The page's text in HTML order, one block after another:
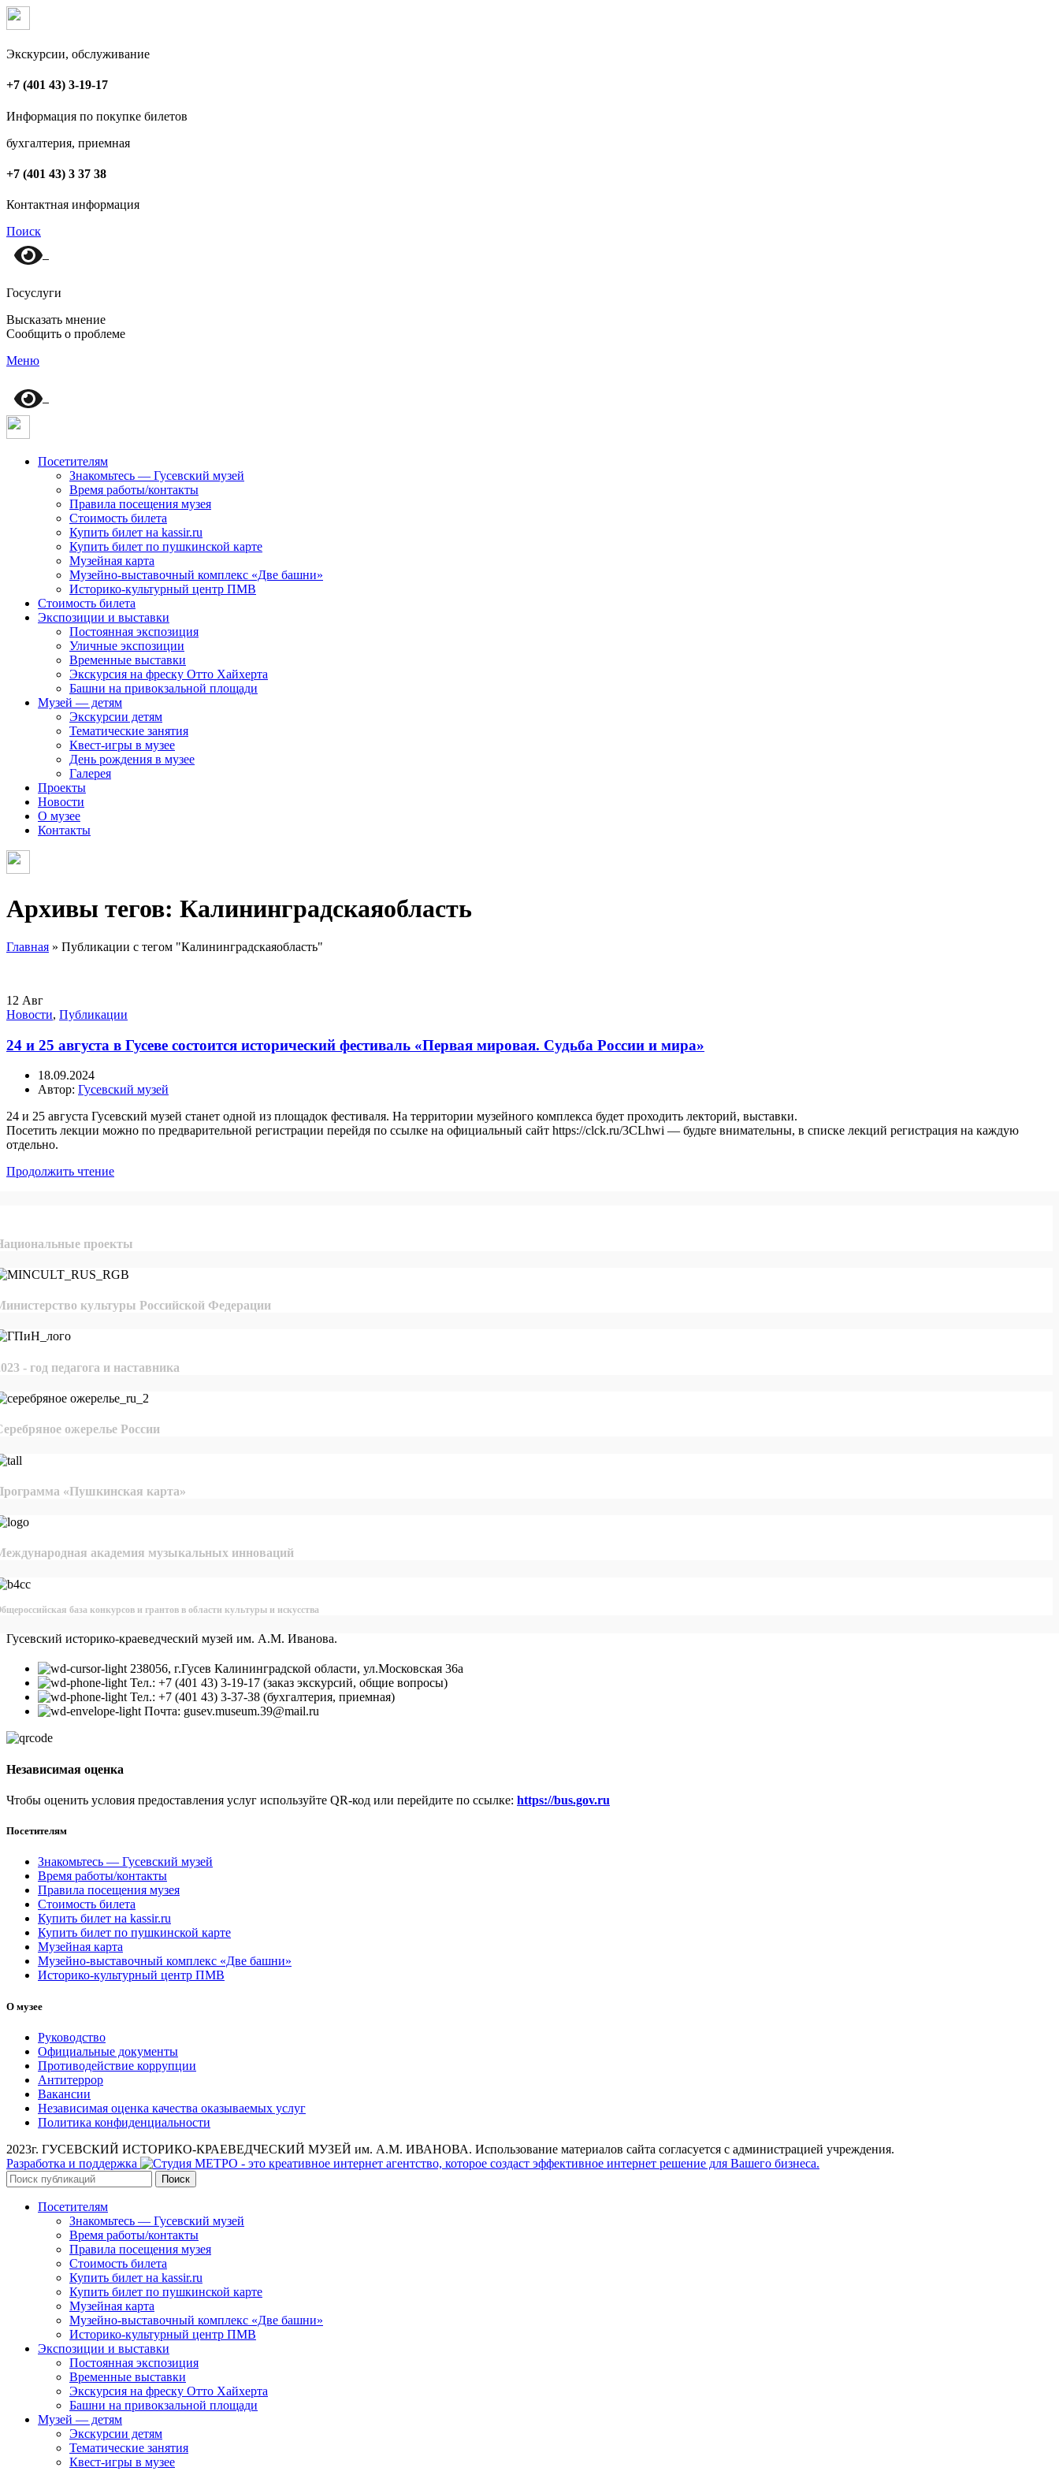
Экскурсии, обслуживание
+7 (401 43) 3-19-17
Информация по покупке билетов
бухгалтерия, приемная
+7 (401 43) 3 37 38
Контактная информация
Поиск
Госуслуги
Высказать мнение
Сообщить о проблеме
Меню
Посетителям
Знакомьтесь — Гусевский музей
Время работы/контакты
Правила посещения музея
Стоимость билета
Купить билет на kassir.ru
Купить билет по пушкинской карте
Музейная карта
Музейно-выставочный комплекс «Две башни»
Историко-культурный центр ПМВ
Стоимость билета
Экспозиции и выставки
Постоянная экспозиция
Уличные экспозиции
Временные выставки
Экскурсия на фреску Отто Хайхерта
Башни на привокзальной площади
Музей — детям
Экскурсии детям
Тематические занятия
Квест-игры в музее
День рождения в музее
Галерея
Проекты
Новости
О музее
Контакты
Архивы тегов: Калининградскаяобласть
Главная » Публикации с тегом "Калининградскаяобласть"
12 Авг
Новости, Публикации
24 и 25 августа в Гусеве состоится исторический фестиваль «Первая мировая. Судьба России и мира»
18.09.2024
Автор: Гусевский музей
24 и 25 августа Гусевский музей станет одной из площадок фестиваля. На территории музейного комплекса будет проходить лекторий, выставки.
Посетить лекции можно по предварительной регистрации перейдя по ссылке на официальный сайт https://clck.ru/3CLhwi — будьте внимательны, в списке лекций регистрация на каждую
отдельно.
Продолжить чтение
проекты
культуры Российской Федерации
- год педагога и наставника
ожерелье России
«Пушкинская карта»
академия музыкальных инноваций
база конкурсов и грантов в области культуры и искусства
Гусевский историко-краеведческий музей им. А.М. Иванова.
238056, г.Гусев Калининградской области, ул.Московская 36а
Тел.: +7 (401 43) 3-19-17 (заказ экскурсий, общие вопросы)
Тел.: +7 (401 43) 3-37-38 (бухгалтерия, приемная)
Почта: gusev.museum.39@mail.ru
Независимая оценка
Чтобы оценить условия предоставления услуг используйте QR-код или перейдите по ссылке: https://bus.gov.ru
Посетителям
Знакомьтесь — Гусевский музей
Время работы/контакты
Правила посещения музея
Стоимость билета
Купить билет на kassir.ru
Купить билет по пушкинской карте
Музейная карта
Музейно-выставочный комплекс «Две башни»
Историко-культурный центр ПМВ
О музее
Руководство
Официальные документы
Противодействие коррупции
Антитеррор
Вакансии
Независимая оценка качества оказываемых услуг
Политика конфиденциальности
2023г. ГУСЕВСКИЙ ИСТОРИКО-КРАЕВЕДЧЕСКИЙ МУЗЕЙ им. А.М. ИВАНОВА. Использование материалов сайта согласуется с администрацией учреждения.
Разработка и поддержка
Поиск
Посетителям
Знакомьтесь — Гусевский музей
Время работы/контакты
Правила посещения музея
Стоимость билета
Купить билет на kassir.ru
Купить билет по пушкинской карте
Музейная карта
Музейно-выставочный комплекс «Две башни»
Историко-культурный центр ПМВ
Экспозиции и выставки
Постоянная экспозиция
Временные выставки
Экскурсия на фреску Отто Хайхерта
Башни на привокзальной площади
Музей — детям
Экскурсии детям
Тематические занятия
Квест-игры в музее